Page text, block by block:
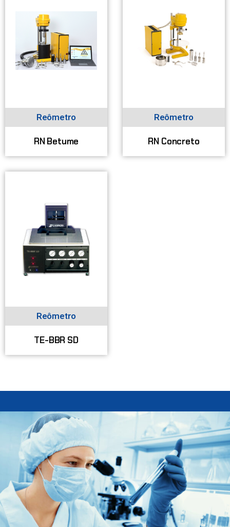
Reômetro
RN Betume
Reômetro
RN Concreto
Reômetro
TE-BBR SD